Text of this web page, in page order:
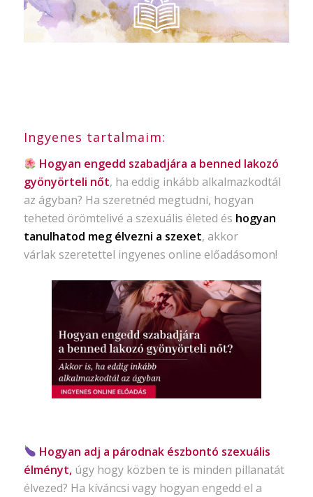
Ingyenes tartalmaim:
Hogyan engedd szabadjára a benned lakozó
gyönyörteli nőt, ha eddig inkább alkalmazkodtál
az ágyban? Ha szeretnéd megtudni, hogyan
teheted örömtelivé a szexuális életed és hogyan
tanulhatod meg élvezni a szexet, akkor
várlak szeretettel ingyenes online előadásomon!
Hogyan adj a párodnak észbontó szexuális
élményt, úgy hogy közben te is minden pillanatát
élvezed? Ha kíváncsi vagy hogyan engedd el a